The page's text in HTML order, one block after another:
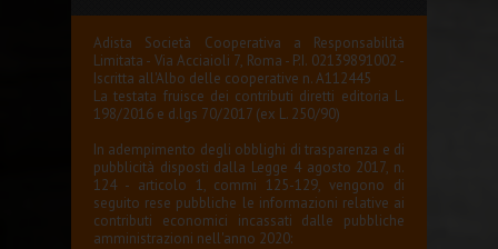
Adista Società Cooperativa a Responsabilità
Limitata - Via Acciaioli 7, Roma - P.I. 02139891002 -
Iscritta all'Albo delle cooperative n. A112445
La testata fruisce dei contributi diretti editoria L.
198/2016 e d.lgs 70/2017 (ex L. 250/90)
In adempimento degli obblighi di trasparenza e di
pubblicità disposti dalla Legge 4 agosto 2017, n.
124 - articolo 1, commi 125-129, vengono di
seguito rese pubbliche le informazioni relative ai
contributi economici incassati dalle pubbliche
amministrazioni nell'anno 2020: